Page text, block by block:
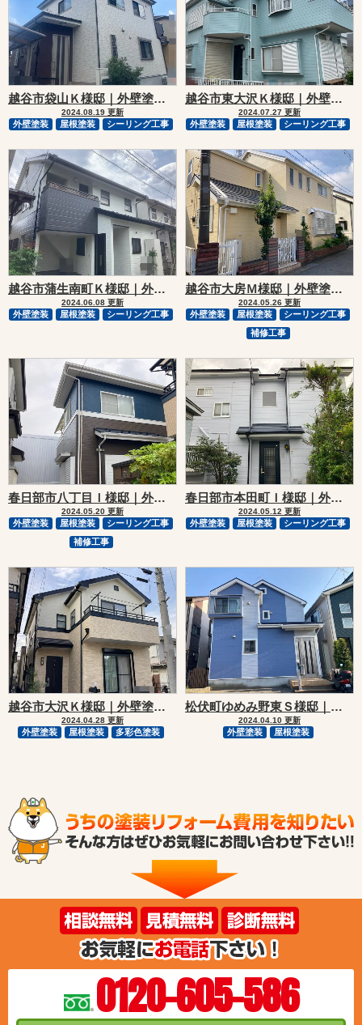
越谷市袋山Ｋ様邸｜外壁塗装・屋根塗装リフォーム
2024.08.19 更新
外壁塗装 屋根塗装 シーリング工事
越谷市東大沢Ｋ様邸｜外壁塗装・屋根塗装リフォーム
2024.07.27 更新
外壁塗装 屋根塗装 シーリング工事
越谷市蒲生南町Ｋ様邸｜外壁塗装・屋根塗装リフォーム
2024.06.08 更新
外壁塗装 屋根塗装 シーリング工事
越谷市大房Ｍ様邸｜外壁塗装・屋根塗装リフォーム
2024.05.26 更新
外壁塗装 屋根塗装
シーリング工事
補修工事
春日部市八丁目Ｉ様邸｜外壁塗装・屋根塗装リフォーム
2024.05.20 更新
外壁塗装 屋根塗装
シーリング工事
補修工事
春日部市本田町Ｉ様邸｜外壁塗装・屋根塗装リフォーム
2024.05.12 更新
外壁塗装 屋根塗装 シーリング工事
越谷市大沢Ｋ様邸｜外壁塗装・屋根塗装リフォーム
2024.04.28 更新
外壁塗装 屋根塗装 多彩色塗装
松伏町ゆめみ野東Ｓ様邸｜外壁塗装・屋根塗装リフォーム
2024.04.10 更新
外壁塗装 屋根塗装
0120-605-586